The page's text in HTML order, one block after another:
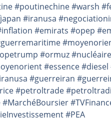
#poutinechine #warsh
#iranusa
#emirats #opep
#ormuz
#essence
#guerreiran
#petroltrade
#PEA